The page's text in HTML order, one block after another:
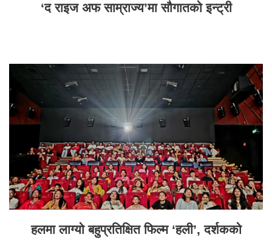
‘द राइज अफ साम्राज्य’मा सौगातको इन्ट्री
हलमा लाग्यो बहुप्रतिक्षित फिल्म ‘हली’, दर्शकको